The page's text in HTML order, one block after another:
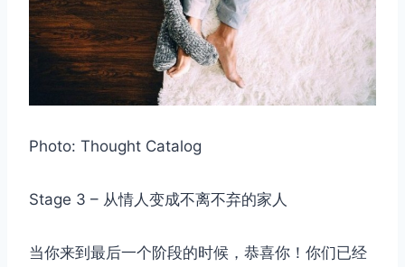
Photo: Thought Catalog
Stage 3 – 从情人变成不离不弃的家人
当你来到最后一个阶段的时候，恭喜你！你们已经